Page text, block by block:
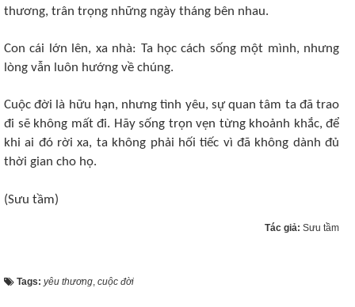
thương, trân trọng những ngày tháng bên nhau.
Con cái lớn lên, xa nhà: Ta học cách sống một mình, nhưng
lòng vẫn luôn hướng về chúng.
Cuộc đời là hữu hạn, nhưng tình yêu, sự quan tâm ta đã trao
đi sẽ không mất đi. Hãy sống trọn vẹn từng khoảnh khắc, để
khi ai đó rời xa, ta không phải hối tiếc vì đã không dành đủ
thời gian cho họ.
(Sưu tầm)
Tác giả: Sưu tầm
Tags: yêu thương cuộc đời